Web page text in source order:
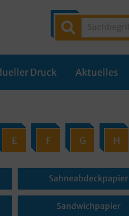
Druck Aktuelles
E F G H
Sahneabdeckpapier
Sandwichpapier